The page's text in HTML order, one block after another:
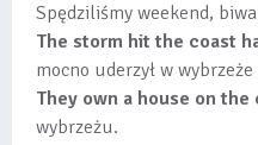
Spędziliśmy weekend,
The storm hit the coast
mocno uderzył w wybrzeże
They own a house on the
wybrzeżu.